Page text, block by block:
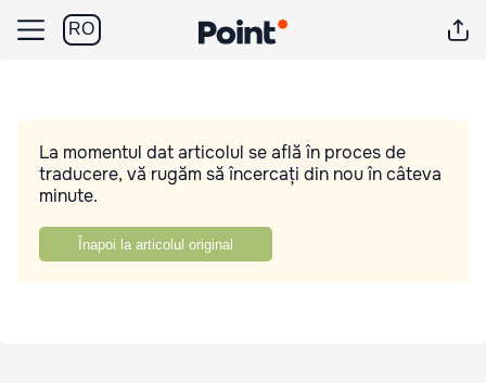
RO
La momentul dat articolul se află în proces de
traducere, vă rugăm să încercați din nou în câteva
minute.
Înapoi la articolul original